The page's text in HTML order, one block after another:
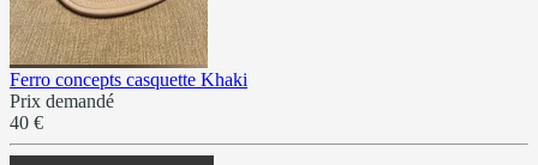
Ferro concepts casquette Khaki
Prix demandé
40 €